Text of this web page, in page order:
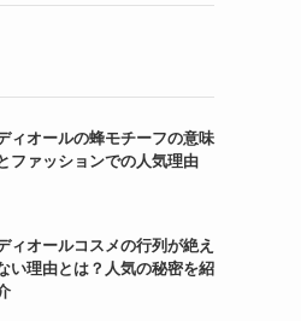
ィオールの蜂モチーフの意味
ファッションでの人気理由
ィオールコスメの行列が絶え
い理由とは？人気の秘密を紹